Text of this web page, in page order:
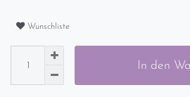
Wunschliste
In den